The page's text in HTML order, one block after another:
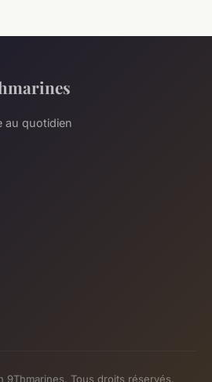
au quotidien
9Thmarines. Tous droits réservés.